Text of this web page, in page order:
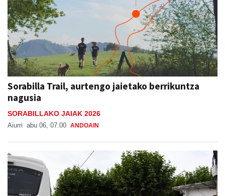
Sorabilla Trail, aurtengo jaietako berrikuntza
nagusia
SORABILLAKO JAIAK 2026
Aiurri abu 06, 07:00 ANDOAIN